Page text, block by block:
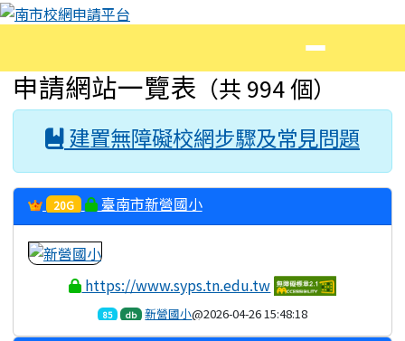
跳至主內容區
南市校網申請平台
主內容區域
申請網站一覽表 （共 994 個）
建置無障礙校網步驟及常見問題
20G 臺南市新營國小
https://www.syps.tn.edu.tw
85 db 新營國小@2026-04-26 15:48:18
頁尾區域